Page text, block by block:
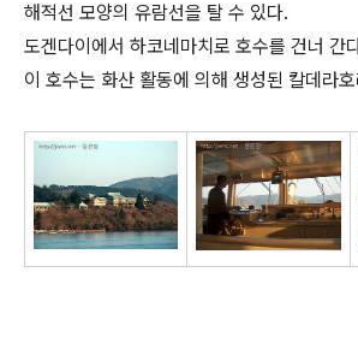
해적선 모양의 유람선을 탈 수 있다.
도겐다이에서 하코네마치로 호수를 건너 간
이 호수는 화산 활동에 의해 생성된 칼데라